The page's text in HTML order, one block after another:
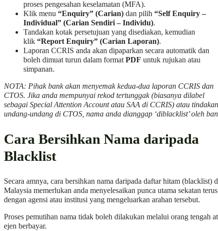
proses pengesahan keselamatan (MFA).
Klik menu “Enquiry” (Carian) dan pilih “Self Enquiry –
Individual” (Carian Sendiri – Individu).
Tandakan kotak persetujuan yang disediakan, kemudian
klik “Report Enquiry” (Carian Laporan).
Laporan CCRIS anda akan dipaparkan secara automatik dan
boleh dimuat turun dalam formatPDF untuk rujukan atau
simpanan.
NOTA: Pihak bank akan menyemak kedua-dua laporan CCRIS dan
CTOS. Jika anda mempunyai rekod tertunggak (biasanya dilabel
sebagai Special Attention Account atau SAA di CCRIS) atau tindakan
undang-undang di CTOS, nama anda dianggap ‘diblacklist’ oleh
Cara Bersihkan Nama daripada
Blacklist
Secara amnya, cara bersihkan nama daripada daftar hitam (blacklist)
Malaysia memerlukan anda menyelesaikan punca utama sekatan terus
dengan agensi atau institusi yang mengeluarkan arahan tersebut.
Proses pemutihan nama tidak boleh dilakukan melalui orang tengah
ejen berbayar.